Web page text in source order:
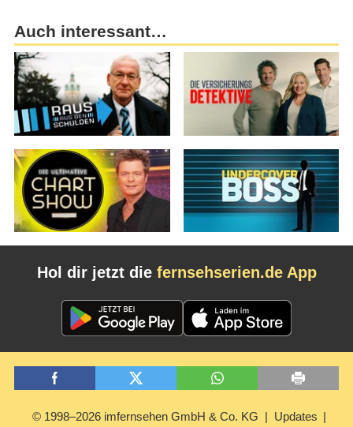
Auch interessant…
Hol dir jetzt die fernsehserien.de App
© 1998–2026 imfernsehen GmbH & Co. KG Updates